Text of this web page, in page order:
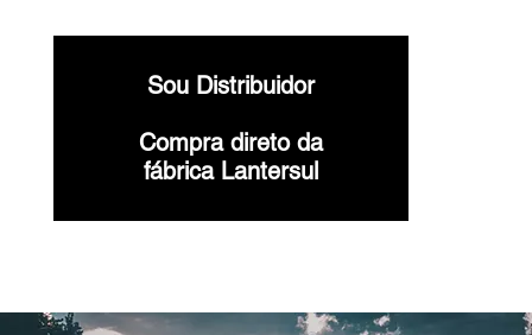
Sou Distribuidor
Compra direto da
fábrica Lantersul